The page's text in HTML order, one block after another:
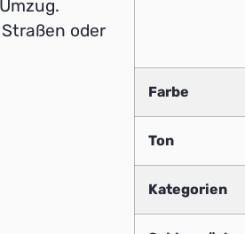
oder
Farbe
Ton
Kategorien